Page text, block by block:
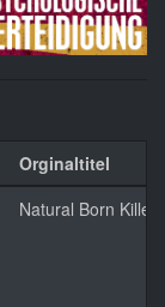
Orginaltitel
Natural Born Killers